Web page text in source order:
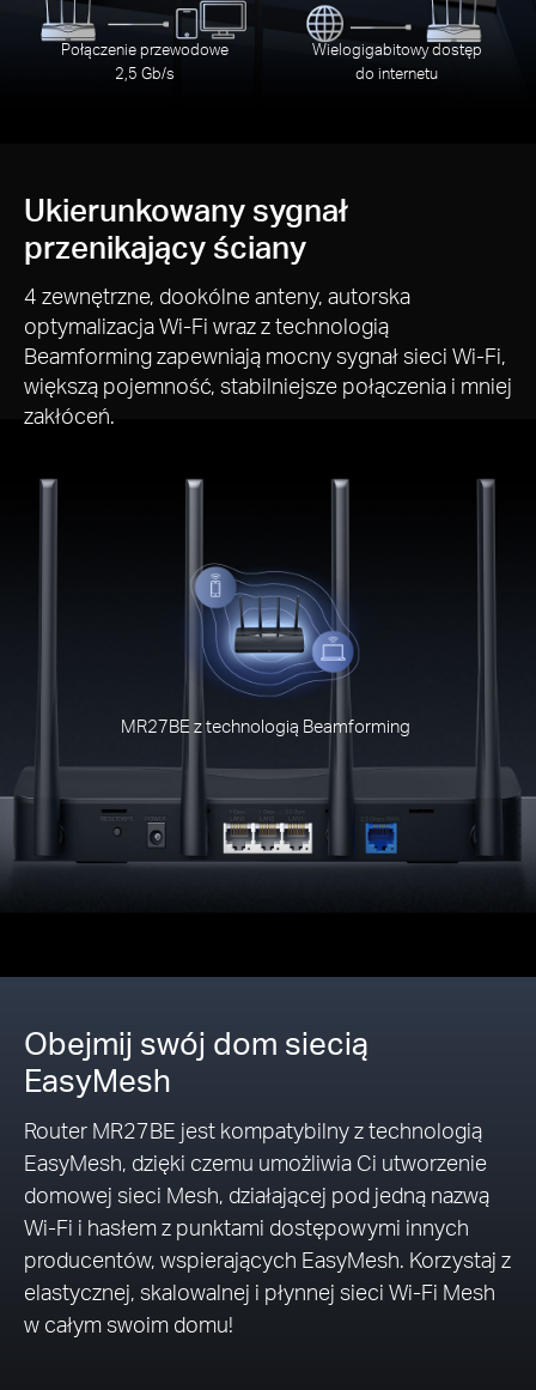
Połączenie przewodowe
2,5 Gb/s
Wielogigabitowy dostęp
do internetu
Ukierunkowany sygnał
przenikający ściany
4 zewnętrzne, dookólne anteny, autorska
optymalizacja Wi-Fi wraz z technologią
Beamforming zapewniają mocny sygnał sieci Wi-Fi,
większą pojemność, stabilniejsze połączenia i mniej
zakłóceń.
MR27BE z technologią Beamforming
Obejmij swój dom siecią
EasyMesh
Router MR27BE jest kompatybilny z technologią
EasyMesh, dzięki czemu umożliwia Ci utworzenie
domowej sieci Mesh, działającej pod jedną nazwą
Wi-Fi i hasłem z punktami dostępowymi innych
producentów, wspierających EasyMesh. Korzystaj z
elastycznej, skalowalnej i płynnej sieci Wi-Fi Mesh
w całym swoim domu!